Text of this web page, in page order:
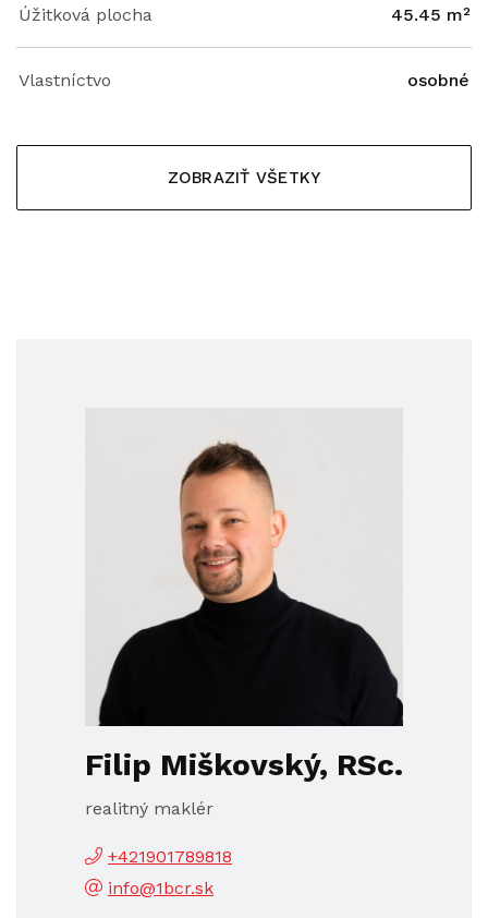
Úžitková plocha 45.45 m²
Vlastníctvo osobné
ZOBRAZIŤ VŠETKY
Filip Miškovský, RSc.
realitný maklér
+421901789818
info@1bcr.sk